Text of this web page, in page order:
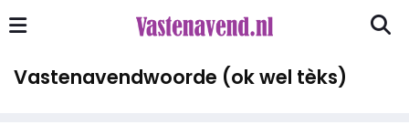
Vastenavendwoorde (ok wel tèks)